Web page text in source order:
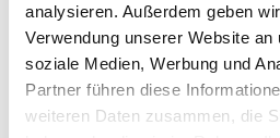
analysieren. Außerdem geben
Verwendung unserer Website
soziale Medien, Werbung und
Partner führen diese
weiteren Daten zusammen, die
Innovative Stellplatz-Buchung
Die „direst-Software GmbH“ hat sich
cloudbasierter Buchungs- und
Camping- und Reisemobilstellplätze
ermöglicht eine vollständig digitale,